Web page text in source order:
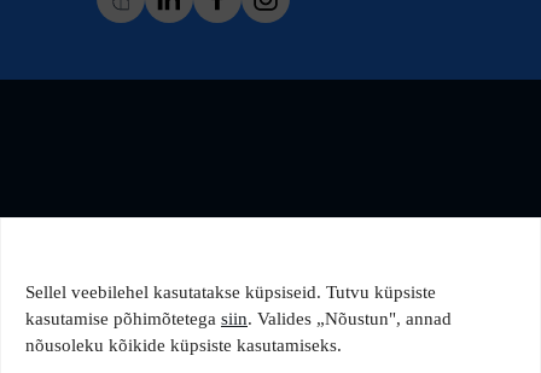
Sellel veebilehel kasutatakse küpsiseid. Tutvu küpsiste
kasutamise põhimõtetega siin. Valides „Nõustun", annad
nõusoleku kõikide küpsiste kasutamiseks.